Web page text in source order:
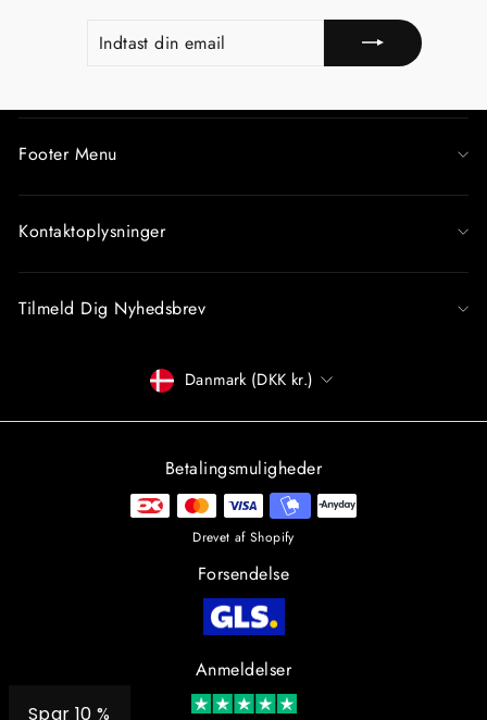
EMAIL
Footer Menu
Kontaktoplysninger
Tilmeld Dig Nyhedsbrev
Betalingsmiddel
Danmark (DKK kr.)
Betalingsmuligheder
Drevet af Shopify
Forsendelse
Anmeldelser
Spar 10 %